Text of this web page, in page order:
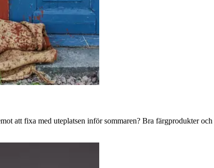
att fixa med uteplatsen inför sommaren? Bra färgprodukter